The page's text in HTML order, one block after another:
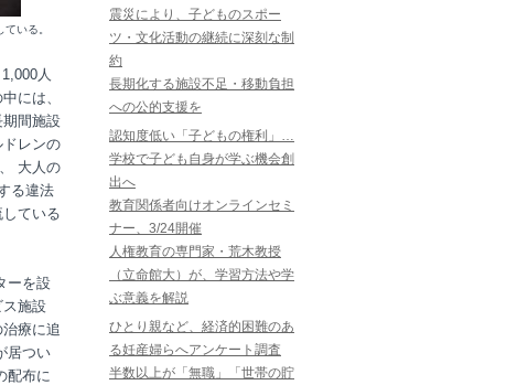
いる。
人
には、
間施設
レンの
大人の
る違法
ている
ーを設
施設
療に追
居つい
配布に
震災により、子どものスポー
ツ・文化活動の継続に深刻な制
約
長期化する施設不足・移動負担
への公的支援を
認知度低い「子どもの権利」…
学校で子ども自身が学ぶ機会創
出へ
教育関係者向けオンラインセミ
ナー、3/24開催
人権教育の専門家・荒木教授
（立命館大）が、学習方法や学
ぶ意義を解説
ひとり親など、経済的困難のあ
る妊産婦らへアンケート調査
半数以上が「無職」「世帯の貯